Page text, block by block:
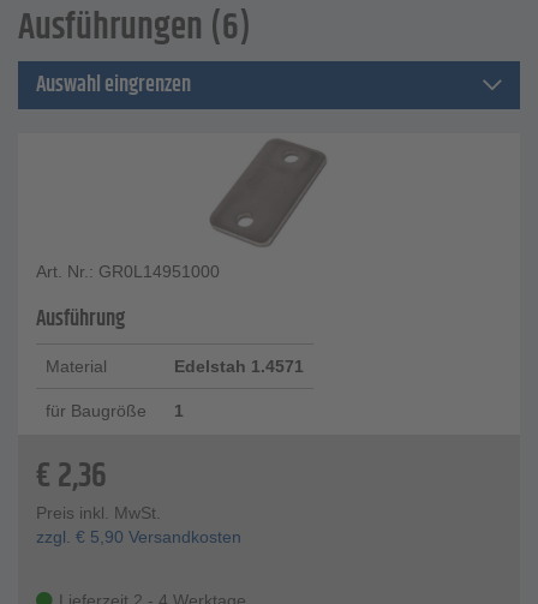
Ausführungen (6)
Auswahl eingrenzen
Art. Nr.: GR0L14951000
Ausführung
Material Edelstah 1.4571
für Baugröße 1
€2,36
Preis inkl. MwSt.
zzgl. € 5,90 Versandkosten